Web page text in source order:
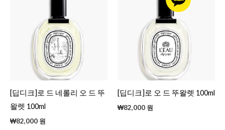
[딥디크]로 드 네롤리 오 드 뚜
왈렛 100ml
₩82,000 원
[딥디크]로 오 드 뚜왈렛 100ml
₩82,000 원